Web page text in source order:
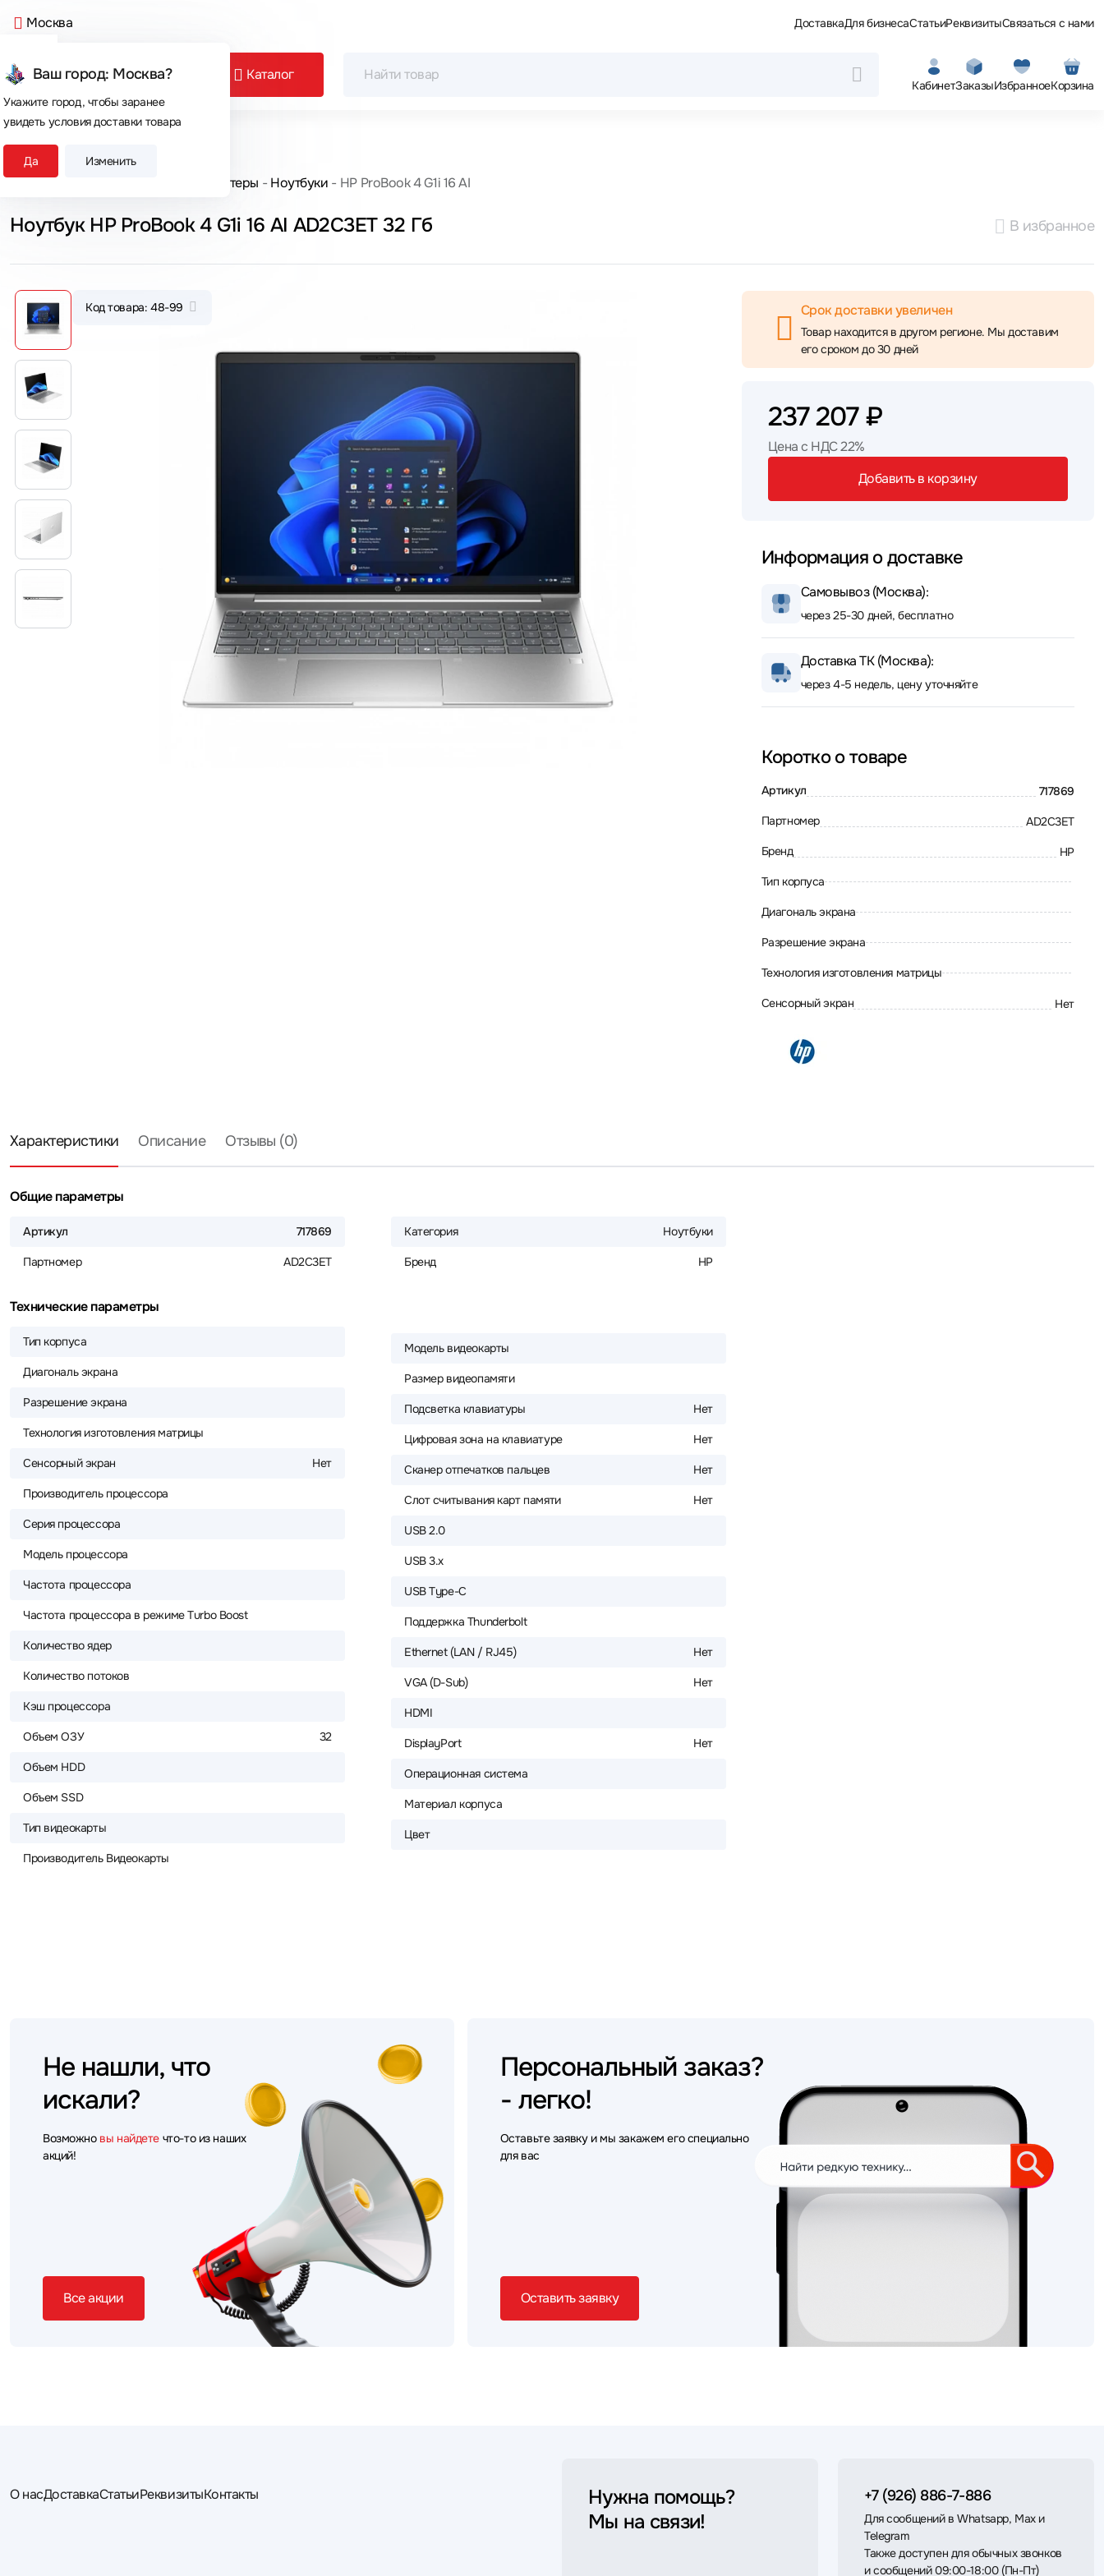
Москва
Ваш город: Москва?
Укажите город, чтобы заранее
увидеть условия доставки товара
Да Изменить
ДоставкаДля бизнесаСтатьиРеквизитыСвязаться с нами
Каталог
КабинетЗаказыИзбранноеКорзина
Сегодня покупают
Главная Компьютеры Ноутбуки HP ProBook 4 G1i 16 AI
Ноутбук HP ProBook 4 G1i 16 AI AD2C3ET 32 Гб В избранное
Код товара: 48-99 Срок доставки увеличен
Товар находится в другом регионе. Мы доставим
его сроком до 30 дней
237 207 ₽
Цена с НДС 22%
Добавить в корзину
Информация о доставке
Самовывоз (Москва):
через 25-30 дней, бесплатно
Доставка ТК (Москва):
через 4-5 недель, цену уточняйте
Коротко о товаре
Артикул 717869
Партномер AD2C3ET
Бренд HP
Тип корпуса
Диагональ экрана
Разрешение экрана
Технология изготовления матрицы
Сенсорный экран Нет
Характеристики Описание Отзывы (0)
Общие параметры
Артикул 717869
Партномер AD2C3ET
Категория Ноутбуки
Бренд HP
Технические параметры
Тип корпуса
Диагональ экрана
Разрешение экрана
Технология изготовления матрицы
Сенсорный экран Нет
Производитель процессора
Серия процессора
Модель процессора
Частота процессора
Частота процессора в режиме Turbo Boost
Количество ядер
Количество потоков
Кэш процессора
Объем ОЗУ 32
Объем HDD
Объем SSD
Тип видеокарты
Производитель Видеокарты
Модель видеокарты
Размер видеопамяти
Подсветка клавиатуры Нет
Цифровая зона на клавиатуре Нет
Сканер отпечатков пальцев Нет
Слот считывания карт памяти Нет
USB 2.0
USB 3.x
USB Type-C
Поддержка Thunderbolt
Ethernet (LAN / RJ45) Нет
VGA (D-Sub) Нет
HDMI
DisplayPort Нет
Операционная система
Материал корпуса
Цвет
Не нашли, что
искали?
Возможно вы найдете что-то из наших
акций!
Все акции
Персональный заказ?
- легко!
Оставьте заявку и мы закажем его специально
для вас
Оставить заявку
О насДоставкаСтатьиРеквизитыКонтакты
Нужна помощь?
Мы на связи!
+7 (926) 886-7-886
Для сообщений в Whatsapp, Max и
Telegram
Также доступен для обычных звонков
и сообщений 09:00-18:00 (Пн-Пт)